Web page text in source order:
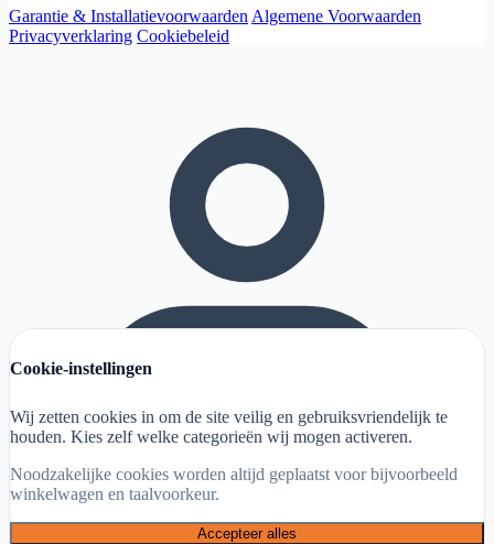
Garantie & Installatievoorwaarden Algemene Voorwaarden
Privacyverklaring Cookiebeleid
Cookie-instellingen
Wij zetten cookies in om de site veilig en gebruiksvriendelijk te
houden. Kies zelf welke categorieën wij mogen activeren.
Noodzakelijke cookies worden altijd geplaatst voor bijvoorbeeld
winkelwagen en taalvoorkeur.
Accepteer alles